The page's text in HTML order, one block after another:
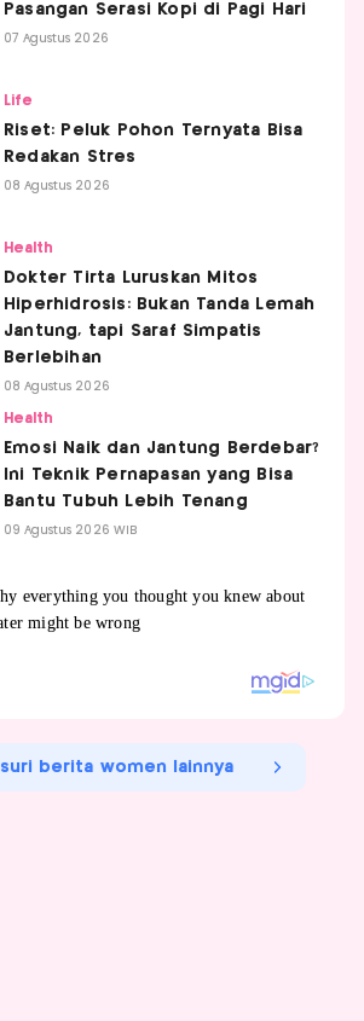
Pasangan Serasi Kopi di Pagi Hari
07 Agustus 2026
Life
Riset: Peluk Pohon Ternyata Bisa
Redakan Stres
08 Agustus 2026
Health
Dokter Tirta Luruskan Mitos
Hiperhidrosis: Bukan Tanda Lemah
Jantung, tapi Saraf Simpatis
Berlebihan
08 Agustus 2026
Health
Emosi Naik dan Jantung Berdebar?
Ini Teknik Pernapasan yang Bisa
Bantu Tubuh Lebih Tenang
09 Agustus 2026 WIB
berita women lainnya